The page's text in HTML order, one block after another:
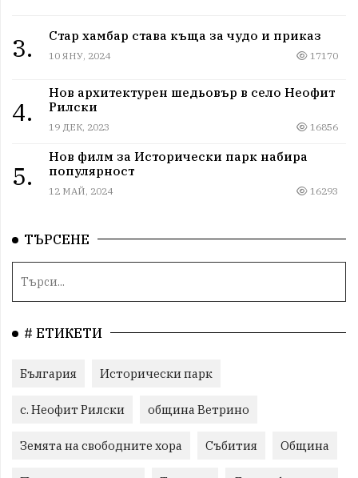
3. Стар хамбар става къща за чудо и приказ
10 ЯНУ, 2024 17170
4.
Нов архитектурен шедьовър в село Неофит
Рилски
19 ДЕК, 2023 16856
5.
Нов филм за Исторически парк набира
популярност
12 МАЙ, 2024 16293
ТЪРСЕНЕ
# ЕТИКЕТИ
България Исторически парк
с. Неофит Рилски община Ветрино
Земята на свободните хора Събития Община